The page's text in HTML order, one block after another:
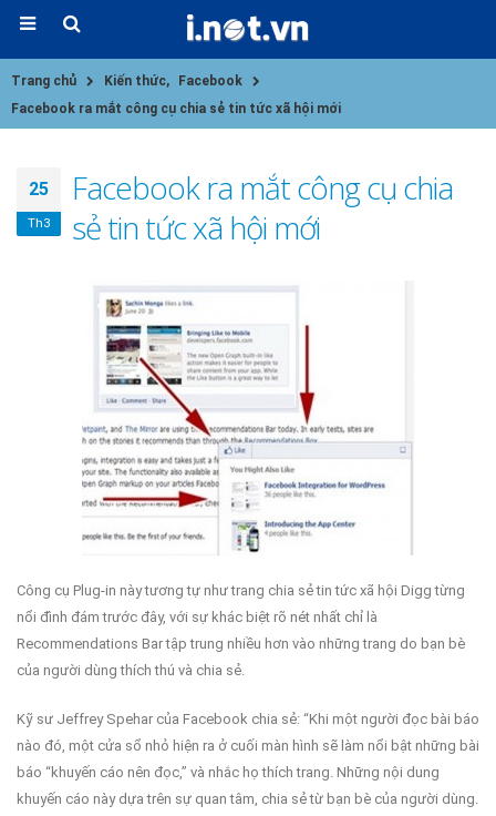
Trang chủ Kiến thức,
Facebook
Facebook ra mắt công cụ chia sẻ tin tức xã hội mới
25
Th3
Facebook ra mắt công cụ chia
sẻ tin tức xã hội mới
Công cụ Plug-in này tương tự như trang chia sẻ tin tức xã hội Digg từng
nổi đình đám trước đây, với sự khác biệt rõ nét nhất chỉ là
Recommendations Bar tập trung nhiều hơn vào những trang do bạn bè
của người dùng thích thú và chia sẻ.
Kỹ sư Jeffrey Spehar của Facebook chia sẻ: “Khi một người đọc bài báo
nào đó, một cửa sổ nhỏ hiện ra ở cuối màn hình sẽ làm nổi bật những bài
báo “khuyến cáo nên đọc,” và nhắc họ thích trang. Những nội dung
khuyến cáo này dựa trên sự quan tâm, chia sẻ từ bạn bè của người dùng.